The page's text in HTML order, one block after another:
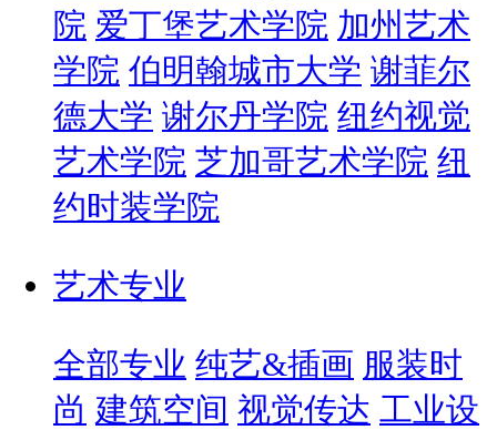
院 爱丁堡艺术学院 加州艺术
学院 伯明翰城市大学 谢菲尔
德大学 谢尔丹学院 纽约视觉
艺术学院 芝加哥艺术学院 纽
约时装学院
艺术专业
全部专业 纯艺&插画 服装时
尚 建筑空间 视觉传达 工业设